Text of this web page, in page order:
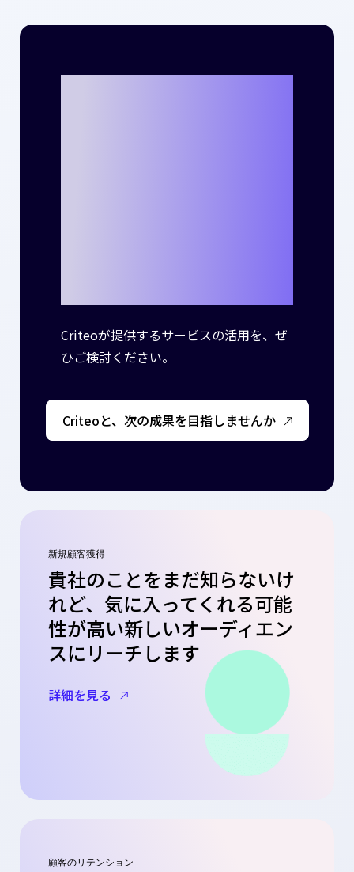
Criteoが提供するサービスの活用を、ぜ
ひご検討ください。
Criteoと、次の成果を目指しませんか
新規顧客獲得
貴社のことをまだ知らないけ
れど、気に入ってくれる可能
性が高い新しいオーディエン
スにリーチします
詳細を見る
顧客のリテンション